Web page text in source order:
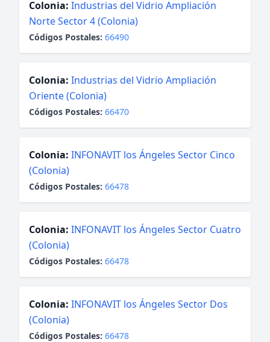
Colonia: Industrias del Vidrio Ampliación
Norte Sector 4 (Colonia)
Códigos Postales: 66490
Colonia: Industrias del Vidrio Ampliación
Oriente (Colonia)
Códigos Postales: 66470
Colonia: INFONAVIT los Ángeles Sector Cinco
(Colonia)
Códigos Postales: 66478
Colonia: INFONAVIT los Ángeles Sector Cuatro
(Colonia)
Códigos Postales: 66478
Colonia: INFONAVIT los Ángeles Sector Dos
(Colonia)
Códigos Postales: 66478